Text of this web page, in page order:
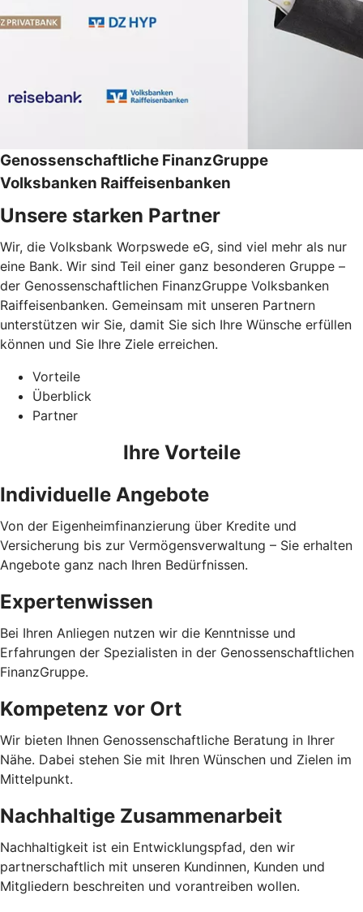
Genossenschaftliche FinanzGruppe
Volksbanken Raiffeisenbanken
Unsere starken Partner
Wir, die Volksbank Worpswede eG, sind viel mehr als nur
eine Bank. Wir sind Teil einer ganz besonderen Gruppe –
der Genossenschaftlichen FinanzGruppe Volksbanken
Raiffeisenbanken. Gemeinsam mit unseren Partnern
unterstützen wir Sie, damit Sie sich Ihre Wünsche erfüllen
können und Sie Ihre Ziele erreichen.
Vorteile
Überblick
Partner
Ihre Vorteile
Individuelle Angebote
Von der Eigenheimfinanzierung über Kredite und
Versicherung bis zur Vermögensverwaltung – Sie erhalten
Angebote ganz nach Ihren Bedürfnissen.
Expertenwissen
Bei Ihren Anliegen nutzen wir die Kenntnisse und
Erfahrungen der Spezialisten in der Genossenschaftlichen
FinanzGruppe.
Kompetenz vor Ort
Wir bieten Ihnen Genossenschaftliche Beratung in Ihrer
Nähe. Dabei stehen Sie mit Ihren Wünschen und Zielen im
Mittelpunkt.
Nachhaltige Zusammenarbeit
Nachhaltigkeit ist ein Entwicklungspfad, den wir
partnerschaftlich mit unseren Kundinnen, Kunden und
Mitgliedern beschreiten und vorantreiben wollen.